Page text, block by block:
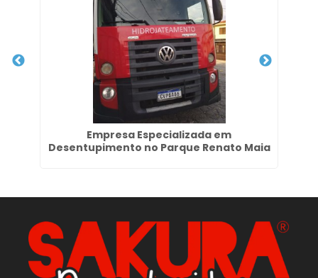
Empresa Especializada em
Desentupimento no Parque Renato Maia